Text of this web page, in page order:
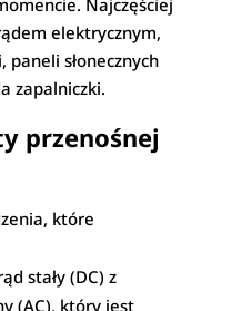
Najczęściej
elektrycznym,
paneli słonecznych
zapalniczki.
przenośnej
które
stały (DC) z
(AC), który jest